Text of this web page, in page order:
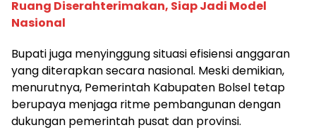
Ruang Diserahterimakan, Siap Jadi Model
Nasional
Bupati juga menyinggung situasi efisiensi anggaran
yang diterapkan secara nasional. Meski demikian,
menurutnya, Pemerintah Kabupaten Bolsel tetap
berupaya menjaga ritme pembangunan dengan
dukungan pemerintah pusat dan provinsi.